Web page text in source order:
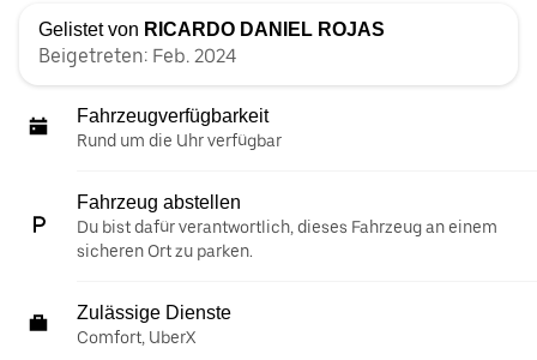
Gelistet von RICARDO DANIEL ROJAS
Beigetreten: Feb. 2024
Fahrzeugverfügbarkeit
Rund um die Uhr verfügbar
Fahrzeug abstellen
Du bist dafür verantwortlich, dieses Fahrzeug an einem
sicheren Ort zu parken.
Zulässige Dienste
Comfort, UberX